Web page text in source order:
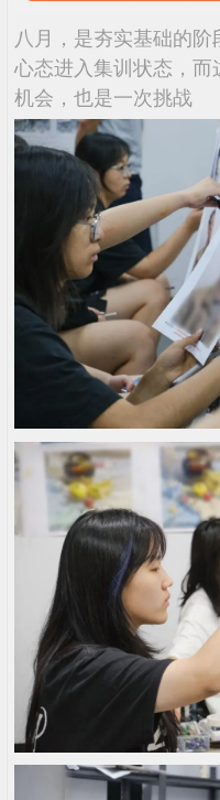
八月，是夯实基础的
心态进入集训状态，而
机会，也是一次挑战